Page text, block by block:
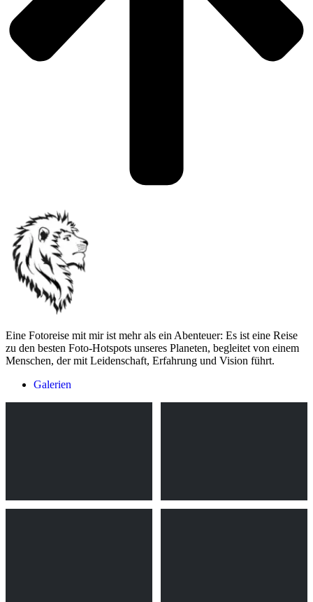
Eine Fotoreise mit mir ist mehr als ein Abenteuer: Es ist eine Reise
zu den besten Foto-Hotspots unseres Planeten, begleitet von einem
Menschen, der mit Leidenschaft, Erfahrung und Vision führt.
Galerien